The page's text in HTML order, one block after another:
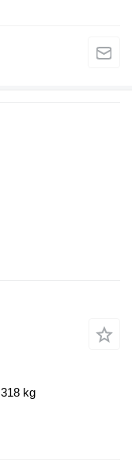
318 kg